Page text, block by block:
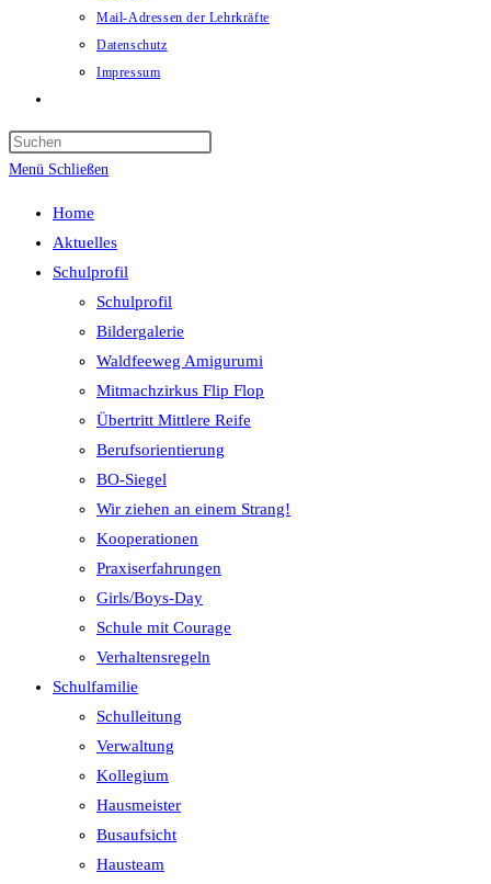
Mail-Adressen der Lehrkräfte
Datenschutz
Impressum
umschalten
Menü Schließen
Home
Aktuelles
Schulprofil
Schulprofil
Bildergalerie
Waldfeeweg Amigurumi
Mitmachzirkus Flip Flop
Übertritt Mittlere Reife
Berufsorientierung
BO-Siegel
Wir ziehen an einem Strang!
Kooperationen
Praxiserfahrungen
Girls/Boys-Day
Schule mit Courage
Verhaltensregeln
Schulfamilie
Schulleitung
Verwaltung
Kollegium
Hausmeister
Busaufsicht
Hausteam